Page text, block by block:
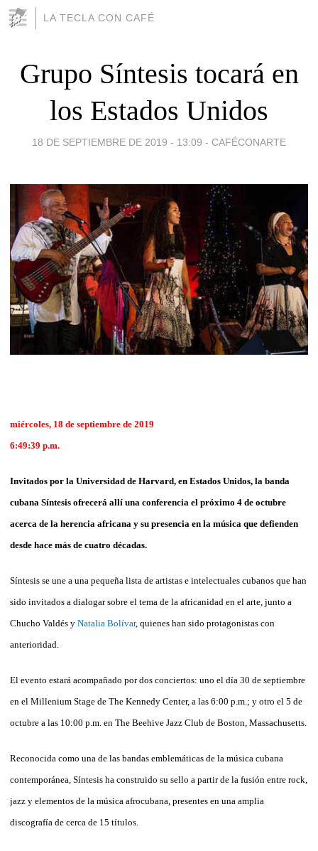
LA TECLA CON CAFÉ
Grupo Síntesis tocará en
los Estados Unidos
18 DE SEPTIEMBRE DE 2019 - 13:09 - CAFÉCONARTE
miércoles, 18 de septiembre de 2019
6:49:39 p.m.
Invitados por la Universidad de Harvard, en Estados Unidos, la banda
cubana Síntesis ofrecerá allí una conferencia el próximo 4 de octubre
acerca de la herencia africana y su presencia en la música que defienden
desde hace más de cuatro décadas.
Síntesis se une a una pequeña lista de artistas e intelectuales cubanos que han
sido invitados a dialogar sobre el tema de la africanidad en el arte, junto a
Chucho Valdés y Natalia Bolívar, quienes han sido protagonistas con
anterioridad.
El evento estará acompañado por dos conciertos: uno el día 30 de septiembre
en el Millenium Stage de The Kennedy Center, a las 6:00 p.m.; y otro el 5 de
octubre a las 10:00 p.m. en The Beehive Jazz Club de Boston, Massachusetts.
Reconocida como una de las bandas emblemáticas de la música cubana
contemporánea, Síntesis ha construido su sello a partir de la fusión entre rock,
jazz y elementos de la música afrocubana, presentes en una amplia
discografía de cerca de 15 títulos.